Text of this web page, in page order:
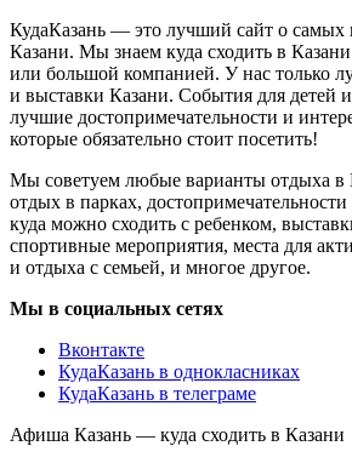
КудаКазань — это лучший сайт о самых
Казани. Мы знаем куда сходить в
или большой компанией. У нас только
и выставки Казани. События для детей
лучшие достопримечательности и
которые обязательно стоит посетить!
Мы советуем любые варианты отдыха
отдых в парках, достопримечательности
куда можно сходить с ребенком,
спортивные мероприятия, места для
и отдыха с семьей, и многое другое.
Мы в социальных сетях
Вконтакте
КудаКазань в однокласниках
КудаКазань в телеграме
Афиша Казань — куда сходить в Казани